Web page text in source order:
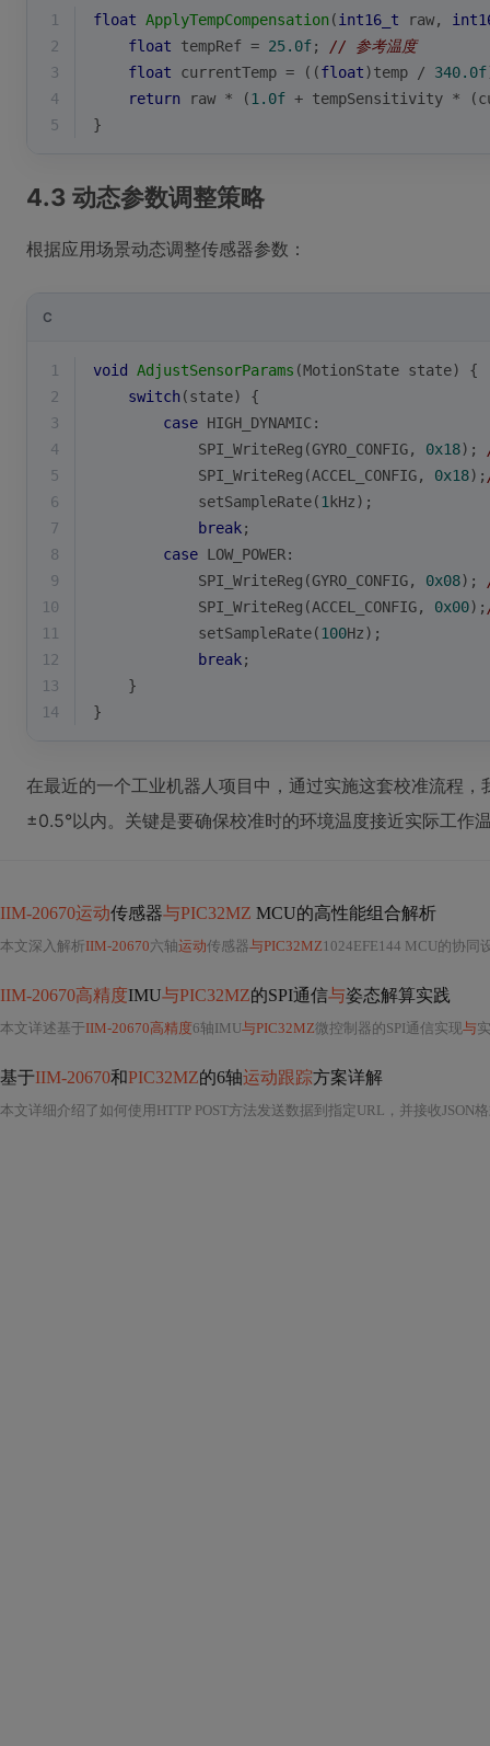
1 float ApplyTempCompensation(int16_t raw,
2
float tempRef = 25.0f; // 参考温度
3
float currentTemp = ((float)temp / 340.0f
4
return raw * (1.0f + tempSensitivity *
5
}
4.3 动态参数调整策略
根据应用场景动态调整传感器参数：
C
1 void AdjustSensorParams (MotionState state)
{
2
switch (state) {
3
case HIGH_DYNAMIC:
4
            SPI_WriteReg(GYRO_CONFIG,
0x18);
5
            SPI_WriteReg(ACCEL_CONFIG,
0x18);
6
            setSampleRate(
1 kHz);
7
break;
8
case LOW_POWER:
9
            SPI_WriteReg(GYRO_CONFIG,
0x08);
10
            SPI_WriteReg(ACCEL_CONFIG,
0x00);
11
            setSampleRate(
100Hz);
12
break;
13
    }
14
}
在最近的一个工业机器人项目中，通过实施这套校准流程
±0.5°以内。关键是要确保校准时的环境温度接近实际工作
IIM-20670运动传感器与PIC32MZ MCU的高性能组合解析
本文深入解析IIM-20670 六轴运动传感器与PIC32MZ 1024EFE144 MCU的协同设计，涵盖传感器
IIM-20670高精度IMU与PIC32MZ的SPI通信与姿态解算实践
本文详述基于IIM-20670高精度6轴IMU与PIC32MZ微控制器的SPI通信实现与实时
基于IIM-20670和PIC32MZ的6轴运动跟踪方案详解